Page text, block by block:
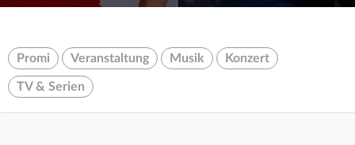
Promi Veranstaltung Musik Konzert
TV & Serien